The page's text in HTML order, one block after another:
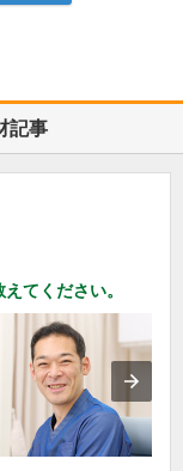
記事
てください。